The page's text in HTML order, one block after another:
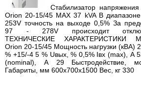
Стабилизатор
Orion 20-15/45 MAX 37 kVA В
253V точность на выходе 0,5% За
97 - 278V происходит
ТЕХНИЧЕСКИЕ ХАРАКТЕРИСТИКИ
Orion 20-15/45 Мощность нагрузки (кВА)
% +15/-4 5 % Uвых, % 0,5% Iвх (max), А
(nominal), А 29 Быстродействие,
Габариты, мм 600х700х1500 Вес, кг 330